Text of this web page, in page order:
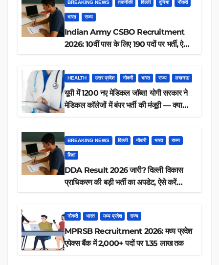
BREAKING NEWS तकनीकी दिल्ली दुनिया नौकरी
भारत राज्य
Indian Army CSBO Recruitment
2026: 10वीं पास के लिए 190 पदों पर भर्ती, ऐसे
HEALTH उत्तर प्रदेश नौकरी भारत राज्य लखनऊ
यूपी में 1200 नए मेडिकल जॉब्स! योगी सरकार ने
मेडिकल कॉलेजों में बंपर भर्ती की मंजूरी — क्या
BREAKING NEWS दिल्ली नौकरी भारत राज्य
शिक्षा
DDA Result 2026 जारी? दिल्ली विकास
प्राधिकरण की बड़ी भर्ती का अपडेट, ऐसे करें
नौकरी भारत मध्य प्रदेश राज्य
MPRSB Recruitment 2026: मध्य प्रदेश
एपेक्स बैंक में 2,000+ पदों पर 1.35 लाख तक